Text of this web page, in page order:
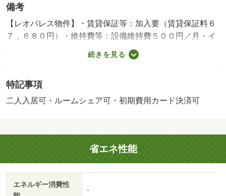
備考
【レオパレス物件】・賃貸保証等：加入要（賃貸保証料６
７，６８０円）・維持費等：設備維持費５００円／月・イ
ンターネット使用料３，３００円／月・収納としてクロー
ゼットを備えており、浴室には浴室乾燥機が設置されてお
です。・バイク置場：なし・駐輪場：有/鍵交換費用 16500
円/ﾊｳｽｸﾘｰﾆﾝｸﾞ 41800円
続きを見る
特記事項
二人入居可・ルームシェア可・初期費用カード決済可
省エネ性能
エネルギー消費性
-